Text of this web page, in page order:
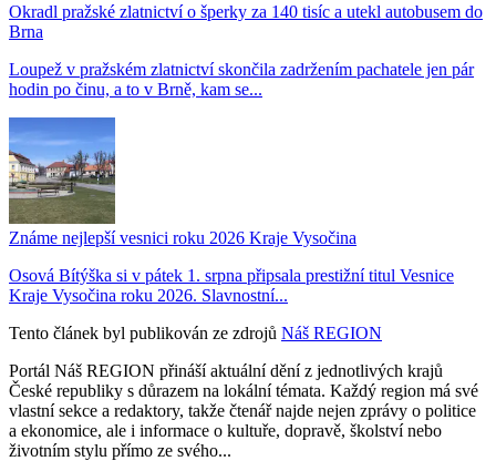
Okradl pražské zlatnictví o šperky za 140 tisíc a utekl autobusem do
Brna
Loupež v pražském zlatnictví skončila zadržením pachatele jen pár
hodin po činu, a to v Brně, kam se...
Známe nejlepší vesnici roku 2026 Kraje Vysočina
Osová Bítýška si v pátek 1. srpna připsala prestižní titul Vesnice
Kraje Vysočina roku 2026. Slavnostní...
Tento článek byl publikován ze zdrojů Náš REGION
Portál Náš REGION přináší aktuální dění z jednotlivých krajů
České republiky s důrazem na lokální témata. Každý region má své
vlastní sekce a redaktory, takže čtenář najde nejen zprávy o politice
a ekonomice, ale i informace o kultuře, dopravě, školství nebo
životním stylu přímo ze svého...